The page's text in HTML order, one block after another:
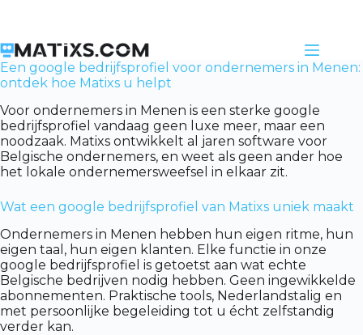
Een google bedrijfsprofiel voor ondernemers in Menen:
ontdek hoe Matixs u helpt
Voor ondernemers in Menen is een sterke google
bedrijfsprofiel vandaag geen luxe meer, maar een
noodzaak. Matixs ontwikkelt al jaren software voor
Belgische ondernemers, en weet als geen ander hoe
het lokale ondernemersweefsel in elkaar zit.
Wat een google bedrijfsprofiel van Matixs uniek maakt
Ondernemers in Menen hebben hun eigen ritme, hun
eigen taal, hun eigen klanten. Elke functie in onze
google bedrijfsprofiel is getoetst aan wat echte
Belgische bedrijven nodig hebben. Geen ingewikkelde
abonnementen. Praktische tools, Nederlandstalig en
met persoonlijke begeleiding tot u écht zelfstandig
verder kan.